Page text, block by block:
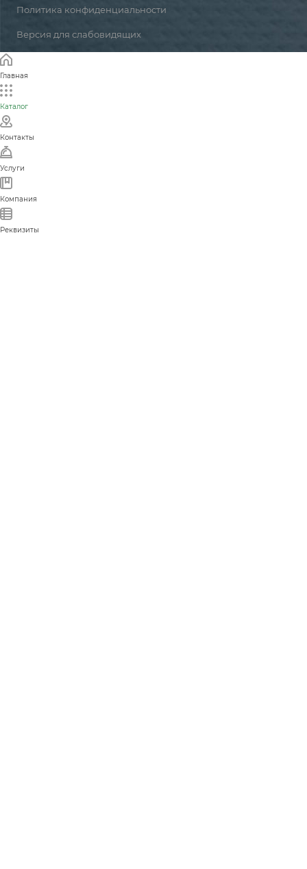
Политика конфиденциальности
Версия для слабовидящих
Главная
Каталог
Контакты
Услуги
Компания
Реквизиты